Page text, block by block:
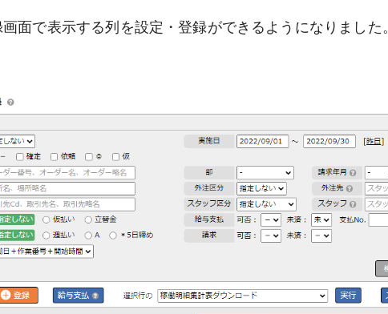
面で表示する列を設定・登録ができるようになりました。